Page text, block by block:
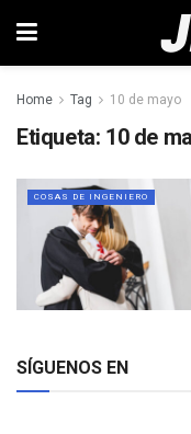
Home Tag 10 de mayo
Etiqueta: 10 de
COSAS DE INGENIERO
SÍGUENOS EN